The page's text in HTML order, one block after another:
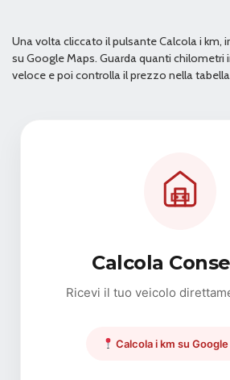
Una volta cliccato il pulsante Calcola i km,
su Google Maps. Guarda quanti chilometri
veloce e poi controlla il prezzo nella
Calcola
Ricevi il tuo veicolo
Calcola i km su